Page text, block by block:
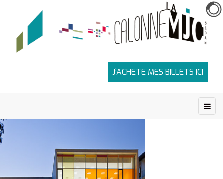
J’ACHETE MES BILLETS ICI